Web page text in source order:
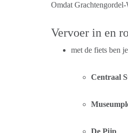
Omdat
Vervoer in en
met de fiets ben
Centraal
De Pijp